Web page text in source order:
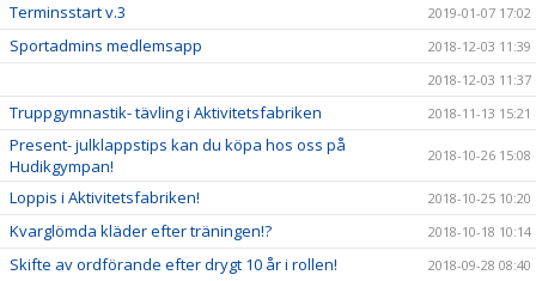
Terminsstart v.3 2019-01-07 17:02
Sportadmins medlemsapp
2018-12-03 11:39
2018-12-03 11:37
Truppgymnastik- tävling i Aktivitetsfabriken 2018-11-13 15:21
Present- julklappstips kan du köpa hos oss på
Hudikgympan!
2018-10-26 15:08
Loppis i Aktivitetsfabriken! 2018-10-25 10:20
Kvarglömda kläder efter träningen!? 2018-10-18 10:14
Skifte av ordförande efter drygt 10 år i rollen! 2018-09-28 08:40